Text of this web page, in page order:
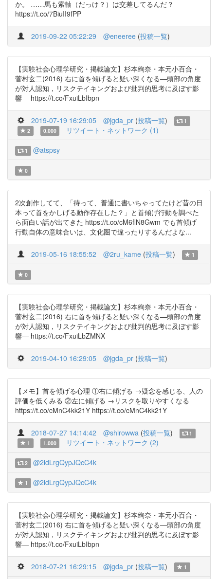
か。 ……馬も索軸（だっけ？）は交差してるんだ？
https://t.co/7BiuII9fPP
2019-09-22 05:22:29 @eneeree (投稿一覧)
【実験社会心理学研究・掲載論文】杉本絢奈・本元小百合・
菅村玄二(2016) 右に首を傾げると疑い深くなる―頭部の角度
が対人認知，リスクテイキングおよび批判的思考に及ぼす影
響― https://t.co/FxuiLbIbpn
2019-07-19 16:29:05 @jgda_pr (投稿一覧)
1
2
0.000 リツイート・ネットワーク (1)
1 @atspsy
0
2次創作してて、「待って、普通に書いちゃってたけど昔の日
本って首をかしげる動作存在した？」と首傾げ行動を調べた
ら面白い話が出てきた https://t.co/cM6flN8Gwm でも首傾げ
行動自体の意味合いは、文化圏で違ったりするんだよな...
2019-05-16 18:55:52 @2ru_kame (投稿一覧) 1
0
【実験社会心理学研究・掲載論文】杉本絢奈・本元小百合・
菅村玄二(2016) 右に首を傾げると疑い深くなる―頭部の角度
が対人認知，リスクテイキングおよび批判的思考に及ぼす影
響― https://t.co/FxuiLbZMNX
2019-04-10 16:29:05 @jgda_pr (投稿一覧)
【メモ】首を傾げる心理 ①右に傾げる →疑念を感じる、人の
評価を低くみる ②左に傾げる →リスクを取りやすくなる
https://t.co/cMnC4kk21Y https://t.co/cMnC4kk21Y
2018-07-27 14:14:42 @shirowwa (投稿一覧)
1
1
1.000 リツイート・ネットワーク (2)
2 @2idLrgQypJQcC4k
1 @2idLrgQypJQcC4k
【実験社会心理学研究・掲載論文】杉本絢奈・本元小百合・
菅村玄二(2016) 右に首を傾げると疑い深くなる―頭部の角度
が対人認知，リスクテイキングおよび批判的思考に及ぼす影
響― https://t.co/FxuiLbIbpn
2018-07-21 16:29:15 @jgda_pr (投稿一覧) 1